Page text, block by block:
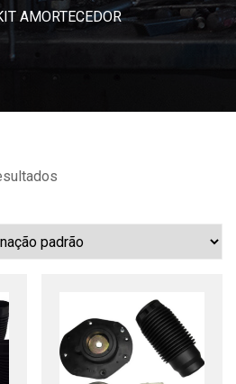
AMORTECEDOR